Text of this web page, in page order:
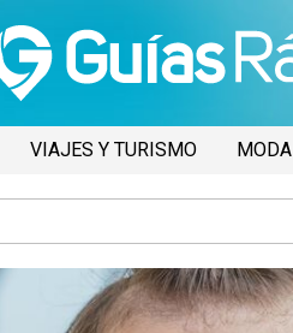
VIAJES Y TURISMO MODA